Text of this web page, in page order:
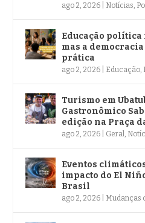
ago 2, 2026 Notícias,
Educação política
mas a
prática
ago 2, 2026 Educação,
Turismo em
Gastronômico
edição na Praça
ago 2, 2026 Geral,
Eventos
impacto do El
Brasil
ago 2, 2026 Mudanças